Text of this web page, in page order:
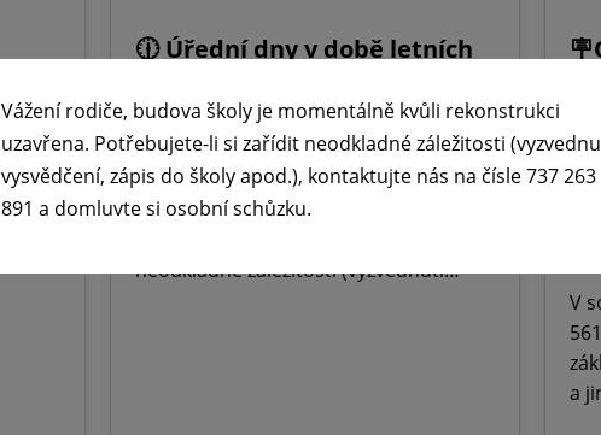
🕧 Úřední dny v době letních
29. 6. 2026
Vážení rodiče, budova školy je
momentálně kvůli rekonstrukci
neodkladné záležitosti (vyzvednutí…
V
a
Vážení rodiče, budova školy je momentálně kvůli rekonstrukci
uzavřena. Potřebujete-li si zařídit neodkladné záležitosti
vysvědčení, zápis do školy apod.), kontaktujte nás na čísle 737 263
891 a domluvte si osobní schůzku.